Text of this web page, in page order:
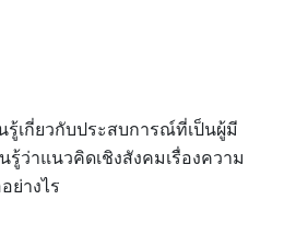
รู้เกี่ยวกับประสบการณ์ที่เป็นผู้มี
รู้ว่าแนวคิดเชิงสังคมเรื่องความ
ย่างไร